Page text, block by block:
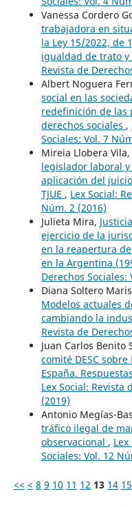
Vanessa Cordero
trabajadora en
la Ley 15/2022, de
igualdad de trato
Revista de
Albert Noguera
social en las
redefinición de las
derechos sociales ,
Sociales: Vol. 7
Mireia Llobera Vila,
legislador laboral
aplicación del
TJUE , Lex Social:
Núm. 2 (2016)
Julieta Mira,
ejercicio de la
en la reapertura
en la Argentina
Derechos Sociales:
Diana Soltero
Modelos actuales
cambiando la
Revista de
Juan Carlos Benito
comité DESC
España.
Lex Social: Revista
(2019)
Antonio Megías-
tráfico ilegal de
observacional ,
Sociales: Vol. 12
<< < 8 9 10 11 12 13 14 15